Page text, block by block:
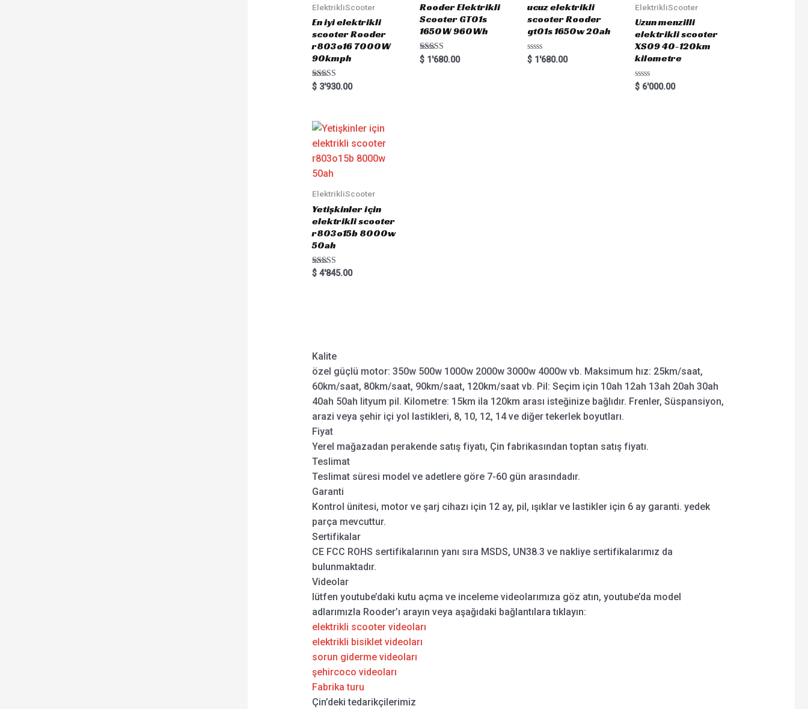
ElektrikliScooter
En iyi elektrikli
scooter Rooder
r803o16 7000W
90kmph
Rated
5.00
$3'930.00
Rooder Elektrikli
Scooter GT01s
1650W 960Wh
Rated
5.00
$1'680.00
ucuz elektrikli
scooter Rooder
gt01s 1650w 20ah
Rated
0
$ 1'680.00
ElektrikliScooter
Uzun menzilli
elektrikli scooter
XS09 40-120km
kilometre
Rated
0
$ 6'000.00
ElektrikliScooter
Yetişkinler için
elektrikli scooter
r803o15b 8000w
50ah
Rated
5.00
$4'845.00
Kalite
özel güçlü motor: 350w 500w 1000w 2000w 3000w 4000w vb. Maksimum hız: 25km/saat,
60km/saat, 80km/saat, 90km/saat, 120km/saat vb. Pil: Seçim için 10ah 12ah 13ah 20ah 30ah
40ah 50ah lityum pil. Kilometre: 15km ila 120km arası isteğinize bağlıdır. Frenler, Süspansiyon,
arazi veya şehir içi yol lastikleri, 8, 10, 12, 14 ve diğer tekerlek boyutları.
Fiyat
Yerel mağazadan perakende satış fiyatı, Çin fabrikasından toptan satış fiyatı.
Teslimat
Teslimat süresi model ve adetlere göre 7-60 gün arasındadır.
Garanti
Kontrol ünitesi, motor ve şarj cihazı için 12 ay, pil, ışıklar ve lastikler için 6 ay garanti. yedek
parça mevcuttur.
Sertifikalar
CE FCC ROHS sertifikalarının yanı sıra MSDS, UN38.3 ve nakliye sertifikalarımız da
bulunmaktadır.
Videolar
lütfen youtube’daki kutu açma ve inceleme videolarımıza göz atın, youtube’da model
adlarımızla Rooder’ı arayın veya aşağıdaki bağlantılara tıklayın:
elektrikli scooter videoları
elektrikli bisiklet videoları
sorun giderme videoları
şehircoco videoları
Fabrika turu
Çin’deki tedarikçilerimiz